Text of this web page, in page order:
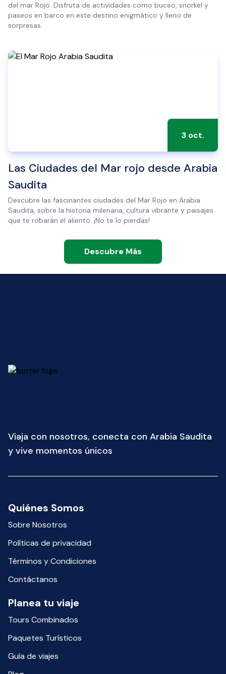
del mar Rojo. Disfruta de actividades como buceo, snorkel y
paseos en barco en este destino enigmático y lleno de
sorpresas.
3 oct.
Las Ciudades del Mar rojo desde Arabia
Saudita
Descubre las fascinantes ciudades del Mar Rojo en Arabia
Saudita, sobre la historia milenaria, cultura vibrante y paisajes
que te robarán el aliento. ¡No te lo pierdas!
Descubre Más
Viaja con nosotros, conecta con Arabia Saudita
y vive momentos únicos
Quiénes Somos
Sobre Nosotros
Políticas de privacidad
Términos y Condiciones
Contáctanos
Planea tu viaje
Tours Combinados
Paquetes Turísticos
Guía de viajes